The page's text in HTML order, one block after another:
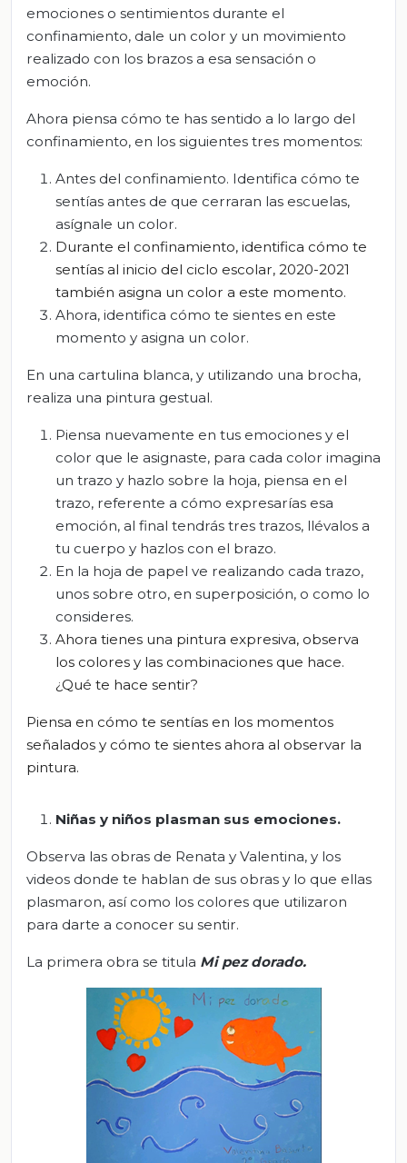
emociones o sentimientos durante el
confinamiento, dale un color y un movimiento
realizado con los brazos a esa sensación o
emoción.
Ahora piensa cómo te has sentido a lo largo del
confinamiento, en los siguientes tres momentos:
Antes del confinamiento. Identifica cómo te
sentías antes de que cerraran las escuelas,
asígnale un color.
Durante el confinamiento, identifica cómo te
sentías al inicio del ciclo escolar, 2020-2021
también asigna un color a este momento.
Ahora, identifica cómo te sientes en este
momento y asigna un color.
En una cartulina blanca, y utilizando una brocha,
realiza una pintura gestual.
Piensa nuevamente en tus emociones y el
color que le asignaste, para cada color imagina
un trazo y hazlo sobre la hoja, piensa en el
trazo, referente a cómo expresarías esa
emoción, al final tendrás tres trazos, llévalos a
tu cuerpo y hazlos con el brazo.
En la hoja de papel ve realizando cada trazo,
unos sobre otro, en superposición, o como lo
consideres.
Ahora tienes una pintura expresiva, observa
los colores y las combinaciones que hace.
¿Qué te hace sentir?
Piensa en cómo te sentías en los momentos
señalados y cómo te sientes ahora al observar la
pintura.
Niñas y niños plasman sus emociones.
Observa las obras de Renata y Valentina, y los
videos donde te hablan de sus obras y lo que ellas
plasmaron, así como los colores que utilizaron
para darte a conocer su sentir.
La primera obra se titula Mi pez dorado.